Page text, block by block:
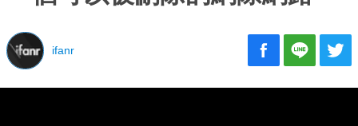
ifanr